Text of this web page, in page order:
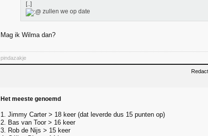
[..]
zullen we op date
Mag ik Wilma dan?
pindazakje
Het meeste genoemd
1. Jimmy Carter > 18 keer (dat leverde dus 15 punten op)
2. Bas van Toor > 16 keer
3. Rob de Nijs > 15 keer